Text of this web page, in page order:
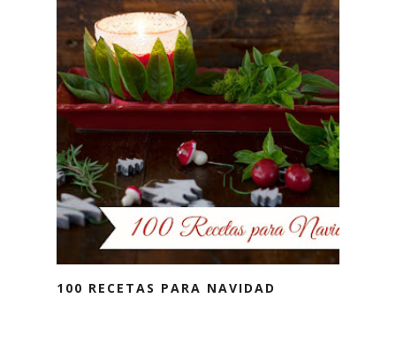
100 RECETAS PARA NAVIDAD